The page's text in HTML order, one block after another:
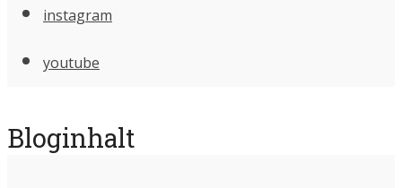
instagram
youtube
Bloginhalt